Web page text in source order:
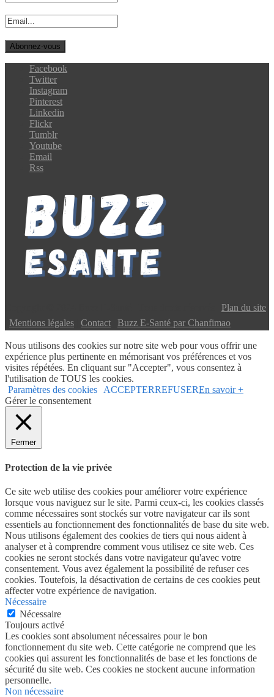
Facebook
Twitter
Instagram
Pinterest
Linkedin
Flickr
Tumblr
Youtube
Email
Rss
Plan du site
Mentions légales Contact Buzz E-Santé par Chanfimao
Nous utilisons des cookies sur notre site web pour vous offrir une
expérience plus pertinente en mémorisant vos préférences et vos
visites répétées. En cliquant sur "Accepter", vous consentez à
l'utilisation de TOUS les cookies.
Paramètres des cookies ACCEPTERREFUSEREn savoir +
Gérer le consentement
Fermer
Protection de la vie privée
Ce site web utilise des cookies pour améliorer votre expérience
lorsque vous naviguez sur le site. Parmi ceux-ci, les cookies classés
comme nécessaires sont stockés sur votre navigateur car ils sont
essentiels au fonctionnement des fonctionnalités de base du site web.
Nous utilisons également des cookies de tiers qui nous aident à
analyser et à comprendre comment vous utilisez ce site web. Ces
cookies ne seront stockés dans votre navigateur qu'avec votre
consentement. Vous avez également la possibilité de refuser ces
cookies. Toutefois, la désactivation de certains de ces cookies peut
affecter votre expérience de navigation.
Nécessaire
Nécessaire
Toujours activé
Les cookies sont absolument nécessaires pour le bon
fonctionnement du site web. Cette catégorie ne comprend que les
cookies qui assurent les fonctionnalités de base et les fonctions de
sécurité du site web. Ces cookies ne stockent aucune information
personnelle.
Non nécessaire